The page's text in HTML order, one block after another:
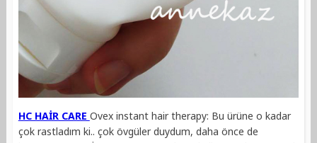
HC HAİR CARE Ovex instant hair therapy: Bu ürüne o kadar
çok rastladım ki.. çok övgüler duydum, daha önce de